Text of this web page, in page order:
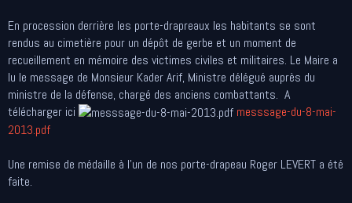
En procession derrière les porte-drapreaux les habitants se sont
rendus au cimetière pour un dépôt de gerbe et un moment de
recueillement en mémoire des victimes civiles et militaires. Le Maire a
lu le message de Monsieur Kader Arif, Ministre délégué auprès du
ministre de la défense, chargé des anciens combattants. A
télécharger ici
messsage-du-8-mai-
2013.pdf
Une remise de médaille à l'un de nos porte-drapeau Roger LEVERT a été
faite.